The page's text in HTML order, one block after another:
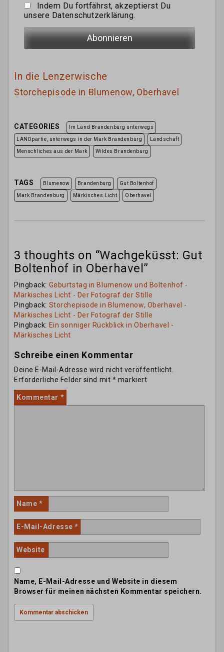
Indem Du fortfährst, akzeptierst Du
unsere Datenschutzerklärung.
In die Lenzerwische
Storchepisode in Blumenow, Oberhavel
CATEGORIES Im Land Brandenburg unterwegs
LANDpartie, unterwegs in der Mark Brandenburg Landschaft
Menschliches aus der Mark Wildes Brandenburg
TAGS Blumenow Brandenburg Gut Boltenhof
Mark Brandenburg Märkisches Licht Oberhavel
3 thoughts on “Wachgeküsst: Gut
Boltenhof in Oberhavel ”
Pingback: Geburtstag in Blumenow und Boltenhof -
Märkisches Licht - Der Fotograf der Stille
Pingback: Storchepisode in Blumenow, Oberhavel -
Märkisches Licht - Der Fotograf der Stille
Pingback: Ein sonniger Rückblick in Oberhavel -
Märkisches Licht
Schreibe einen Kommentar
Deine E-Mail-Adresse wird nicht veröffentlicht.
Erforderliche Felder sind mit * markiert
Kommentar *
Name *
E-Mail-Adresse*
Website
Name, E-Mail-Adresse und Website in diesem
Browser für meinen nächsten Kommentar speichern.